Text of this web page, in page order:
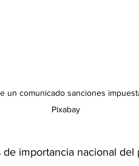
un comunicado sanciones
Pixabay
importancia nacional del